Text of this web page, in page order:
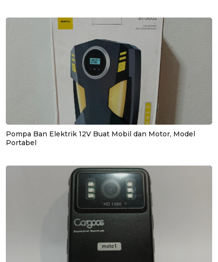
Pompa Ban Elektrik 12V Buat Mobil dan Motor, Model
Portabel